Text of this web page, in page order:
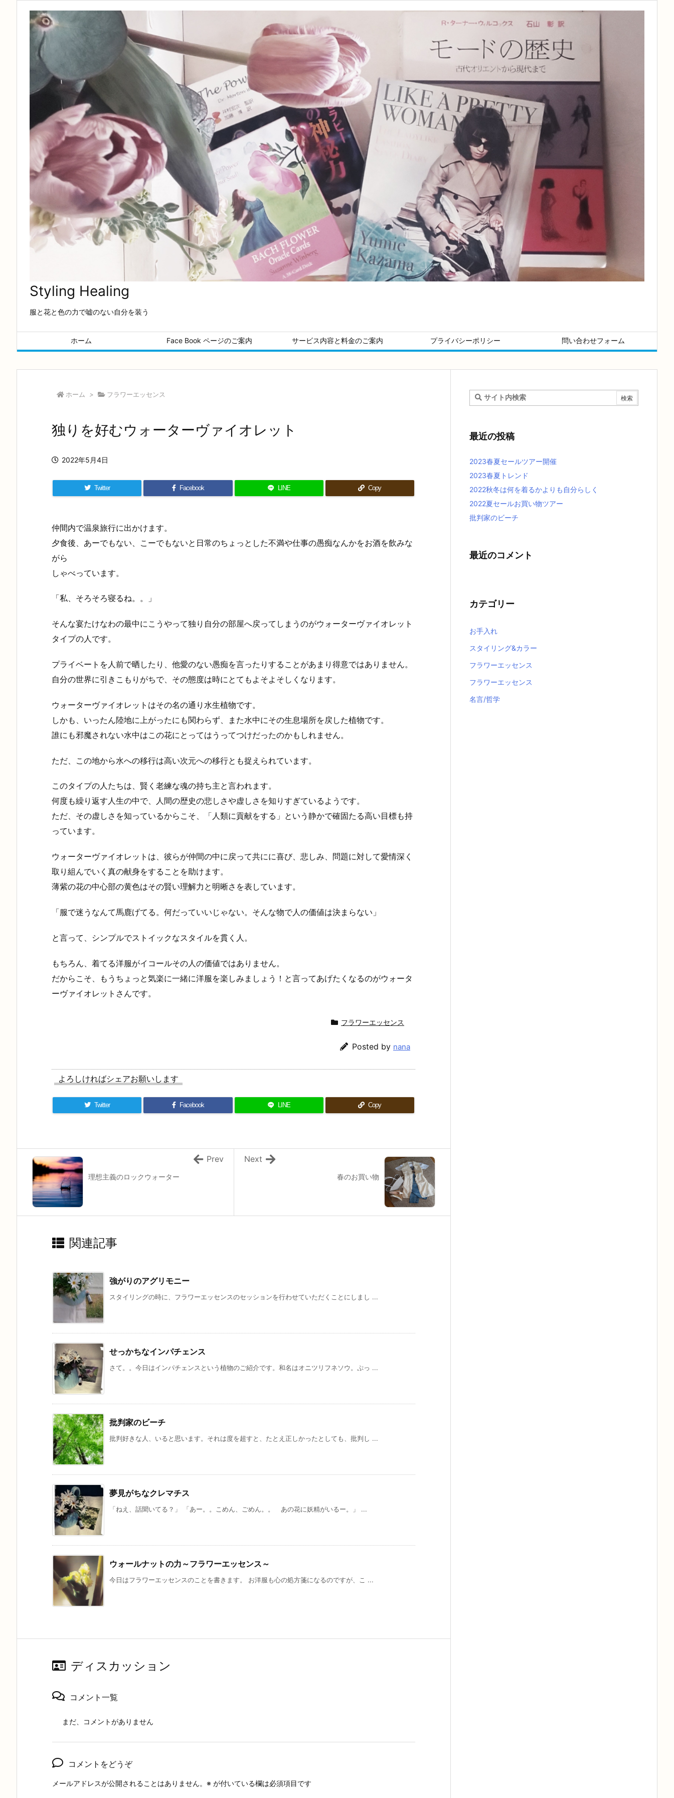
Styling Healing
服と花と色の力で嘘のない自分を装う
ホーム Face Book ページのご案内 サービス内容と料金のご案内 プライバシーポリシー 問い合わせフォーム
ホーム > フラワーエッセンス
独りを好むウォーターヴァイオレット
2022年5月4日
Twitter Facebook LINE Copy
仲間内で温泉旅行に出かけます。
夕食後、あーでもない、こーでもないと日常のちょっとした不満や仕事の愚痴なんかをお酒を飲みな
がら
しゃべっています。
「私、そろそろ寝るね。。」
そんな宴たけなわの最中にこうやって独り自分の部屋へ戻ってしまうのがウォーターヴァイオレット
タイプの人です。
プライベートを人前で晒したり、他愛のない愚痴を言ったりすることがあまり得意ではありません。
自分の世界に引きこもりがちで、その態度は時にとてもよそよそしくなります。
ウォーターヴァイオレットはその名の通り水生植物です。
しかも、いったん陸地に上がったにも関わらず、また水中にその生息場所を戻した植物です。
誰にも邪魔されない水中はこの花にとってはうってつけだったのかもしれません。
ただ、この地から水への移行は高い次元への移行とも捉えられています。
このタイプの人たちは、賢く老練な魂の持ち主と言われます。
何度も繰り返す人生の中で、人間の歴史の悲しさや虚しさを知りすぎているようです。
ただ、その虚しさを知っているからこそ、「人類に貢献をする」という静かで確固たる高い目標も持
っています。
ウォーターヴァイオレットは、彼らが仲間の中に戻って共にに喜び、悲しみ、問題に対して愛情深く
取り組んでいく真の献身をすることを助けます。
薄紫の花の中心部の黄色はその賢い理解力と明晰さを表しています。
「服で迷うなんて馬鹿げてる。何だっていいじゃない。そんな物で人の価値は決まらない」
と言って、シンプルでストイックなスタイルを貫く人。
もちろん、着てる洋服がイコールその人の価値ではありません。
だからこそ、もうちょっと気楽に一緒に洋服を楽しみましょう！と言ってあげたくなるのがウォータ
ーヴァイオレットさんです。
フラワーエッセンス
Posted by nana
よろしければシェアお願いします
Twitter Facebook LINE Copy
春のお買い物
Next
理想主義のロックウォーター
Prev
関連記事
強がりのアグリモニー
スタイリングの時に、フラワーエッセンスのセッションを行わせていただくことにしまし ...
せっかちなインパチェンス
さて。。今日はインパチェンスという植物のご紹介です。和名はオニツリフネソウ。ぷっ ...
批判家のビーチ
批判好きな人、いると思います。それは度を超すと、たとえ正しかったとしても、批判し ...
夢見がちなクレマチス
「ねえ、話聞いてる？」 「あー。。こめん、ごめん。。 あの花に妖精がいるー。」 ...
ウォールナットの力～フラワーエッセンス～
今日はフラワーエッセンスのことを書きます。 お洋服も心の処方箋になるのですが、こ ...
ディスカッション
コメント一覧
まだ、コメントがありません
コメントをどうぞ
メールアドレスが公開されることはありません。 ※ が付いている欄は必須項目です
最近の投稿
2023春夏セールツアー開催
2023春夏トレンド
2022秋冬は何を着るかよりも自分らしく
2022夏セールお買い物ツアー
批判家のビーチ
最近のコメント
カテゴリー
お手入れ
スタイリング&カラー
フラワーエッセンス
フラワーエッセンス
名言/哲学